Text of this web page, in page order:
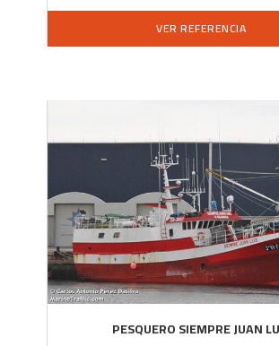
VER REFERENCIA
PESQUERO SIEMPRE JUAN